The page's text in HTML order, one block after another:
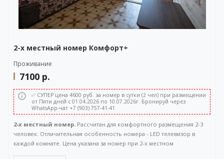
2-х местный номер Комфорт+
Проживание
7100 р.
✅ СУПЕР цена 4600 руб. за номер в сутки (2 чел) при размещении
от Пяти дней с 01.04.2026 по 10.07.2026г. Бронируй через
WhatsApp-чат +7 (903) 757-41-41
2-х местный номер. Рассчитан для комфортного размещения 2-3
человек. Отличительная особенность номера - LED телевизор в
каждой комнате. Цена указана за номер при 2-х местном